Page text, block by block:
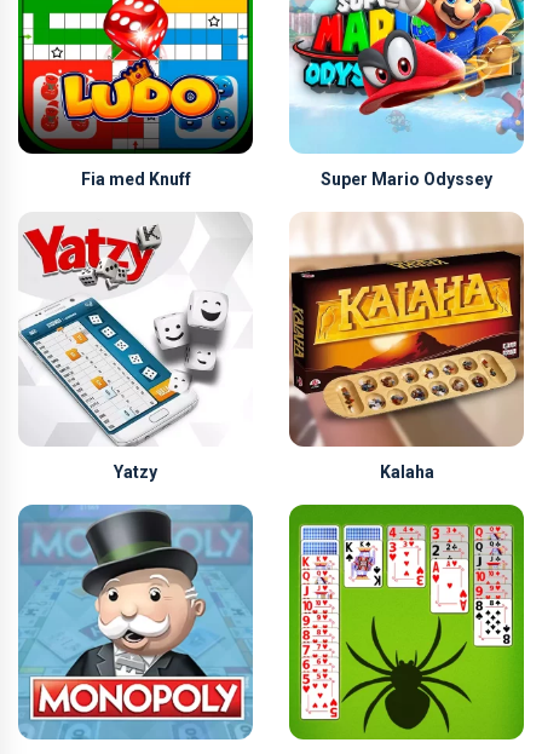
Fia med Knuff Super Mario Odyssey
Yatzy Kalaha